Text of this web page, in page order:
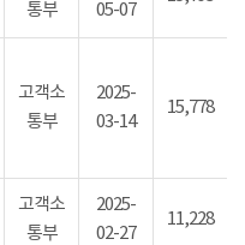
통부
05-07
고객소
통부
2025-
03-14
15,778
고객소
통부
2025-
02-27
11,228